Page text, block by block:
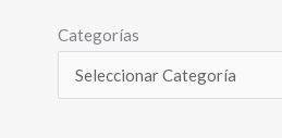
Categorías